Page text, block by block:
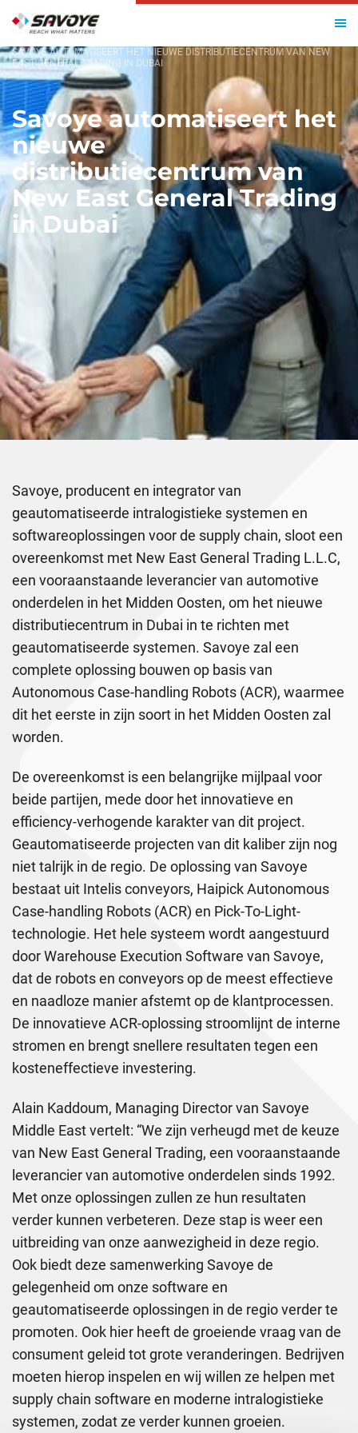
SAVOYE AUTOMATISEERT HET NIEUWE DISTRIBUTIECENTRUM VAN NEW
EAST GENERAL TRADING IN DUBAI
Savoye automatiseert het
nieuwe
distributiecentrum van
New East General Trading
in Dubai
Savoye, producent en integrator van
geautomatiseerde intralogistieke systemen en
softwareoplossingen voor de supply chain, sloot een
overeenkomst met New East General Trading L.L.C,
een vooraanstaande leverancier van automotive
onderdelen in het Midden Oosten, om het nieuwe
distributiecentrum in Dubai in te richten met
geautomatiseerde systemen. Savoye zal een
complete oplossing bouwen op basis van
Autonomous Case-handling Robots (ACR), waarmee
dit het eerste in zijn soort in het Midden Oosten zal
worden.
De overeenkomst is een belangrijke mijlpaal voor
beide partijen, mede door het innovatieve en
efficiency-verhogende karakter van dit project.
Geautomatiseerde projecten van dit kaliber zijn nog
niet talrijk in de regio. De oplossing van Savoye
bestaat uit Intelis conveyors, Haipick Autonomous
Case-handling Robots (ACR) en Pick-To-Light-
technologie. Het hele systeem wordt aangestuurd
door Warehouse Execution Software van Savoye,
dat de robots en conveyors op de meest effectieve
en naadloze manier afstemt op de klantprocessen.
De innovatieve ACR-oplossing stroomlijnt de interne
stromen en brengt snellere resultaten tegen een
kosteneffectieve investering.
Alain Kaddoum, Managing Director van Savoye
Middle East vertelt: “We zijn verheugd met de keuze
van New East General Trading, een vooraanstaande
leverancier van automotive onderdelen sinds 1992.
Met onze oplossingen zullen ze hun resultaten
verder kunnen verbeteren. Deze stap is weer een
uitbreiding van onze aanwezigheid in deze regio.
Ook biedt deze samenwerking Savoye de
gelegenheid om onze software en
geautomatiseerde oplossingen in de regio verder te
promoten. Ook hier heeft de groeiende vraag van de
consument geleid tot grote veranderingen. Bedrijven
moeten hierop inspelen en wij willen ze helpen met
supply chain software en moderne intralogistieke
systemen, zodat ze verder kunnen groeien.